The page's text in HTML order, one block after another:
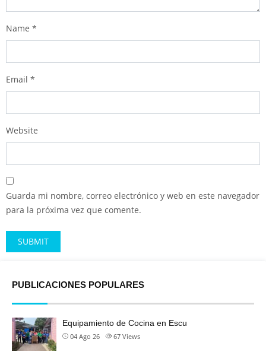
Name *
Email *
Website
Guarda mi nombre, correo electrónico y web en este navegador
para la próxima vez que comente.
PUBLICACIONES POPULARES
Equipamiento de Cocina en Escu
04 Ago 26 67 Views